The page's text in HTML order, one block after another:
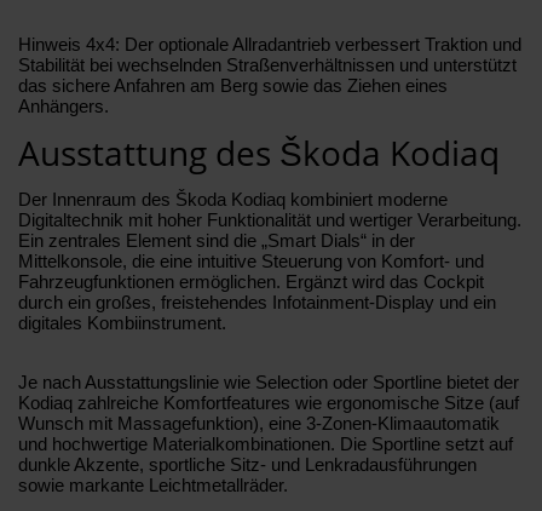
Hinweis 4x4: Der optionale Allradantrieb verbessert Traktion und
Stabilität bei wechselnden Straßenverhältnissen und unterstützt
das sichere Anfahren am Berg sowie das Ziehen eines
Anhängers.
Ausstattung des Škoda Kodiaq
Der Innenraum des Škoda Kodiaq kombiniert moderne
Digitaltechnik mit hoher Funktionalität und wertiger Verarbeitung.
Ein zentrales Element sind die „Smart Dials“ in der
Mittelkonsole, die eine intuitive Steuerung von Komfort- und
Fahrzeugfunktionen ermöglichen. Ergänzt wird das Cockpit
durch ein großes, freistehendes Infotainment-Display und ein
digitales Kombiinstrument.
Je nach Ausstattungslinie wie Selection oder Sportline bietet der
Kodiaq zahlreiche Komfortfeatures wie ergonomische Sitze (auf
Wunsch mit Massagefunktion), eine 3-Zonen-Klimaautomatik
und hochwertige Materialkombinationen. Die Sportline setzt auf
dunkle Akzente, sportliche Sitz- und Lenkradausführungen
sowie markante Leichtmetallräder.